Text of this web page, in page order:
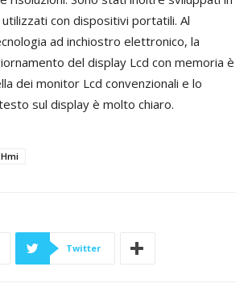
con dispositivi portatili. Al
ad inchiostro elettronico, la
del display Lcd con memoria è
dei monitor Lcd convenzionali e lo
sul display è molto chiaro.
Hmi
Twitter